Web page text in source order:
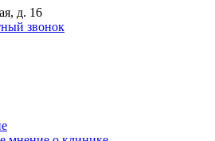
д. 16
звонок